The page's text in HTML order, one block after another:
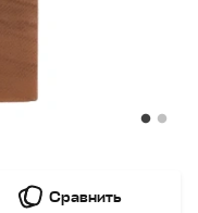
Сравнить